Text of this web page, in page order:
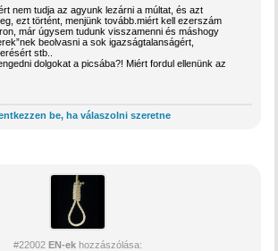
nem tudja az agyunk lezárni a múltat, és azt
ezt történt, menjünk tovább.miért kell ezerszám
már úgysem tudunk visszamenni és máshogy
beolvasni a sok igazságtalanságért,
stb..
dolgokat a picsába?! Miért fordul ellenünk az
be, ha válaszolni szeretne
#22002 EN-ek hozzászólása: